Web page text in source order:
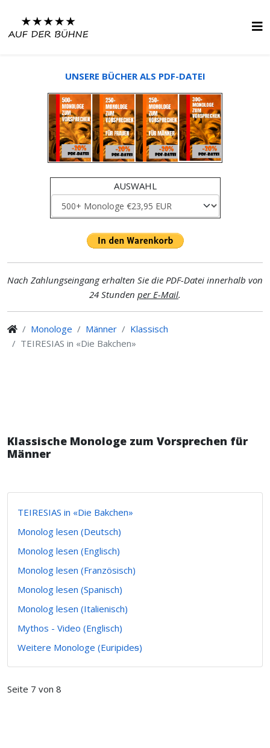
UNSERE BÜCHER ALS PDF-DATEI
AUSWAHL
Nach Zahlungseingang erhalten Sie die PDF-Datei innerhalb von
24 Stunden per E-Mail.
Monologe Männer
Klassisch
TEIRESIAS in «Die Bakchen»
Klassische Monologe zum Vorsprechen für
Männer
TEIRESIAS in «Die Bakchen»
Monolog lesen (Deutsch)
Monolog lesen (Englisch)
Monolog lesen (Französisch)
Monolog lesen (Spanisch)
Monolog lesen (Italienisch)
Mythos - Video (Englisch)
Weitere Monologe (Euripideᵴ)
Seite 7 von 8